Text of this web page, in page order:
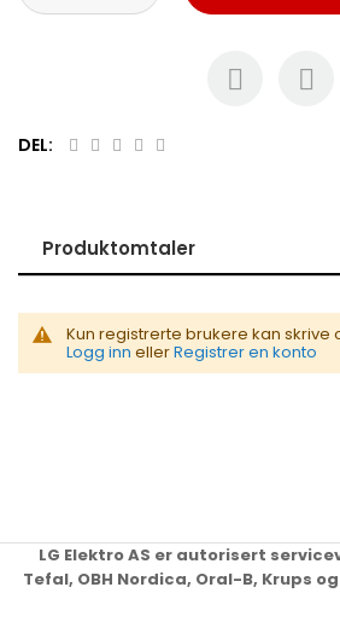
DEL:
Produktomtaler
Kun registrerte brukere kan skrive
Logg inn ellerRegistrer en konto
LG Elektro AS er autorisert
Tefal, OBH Nordica, Oral-B, Krups